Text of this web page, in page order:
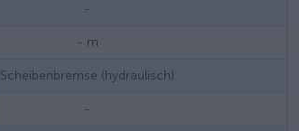
-
- m
Scheibenbremse (hydraulisch)
-